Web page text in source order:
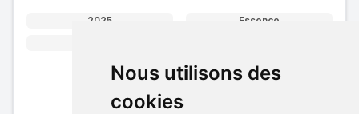
Nous utilisons des
cookies
2025
Essence
31 390 €